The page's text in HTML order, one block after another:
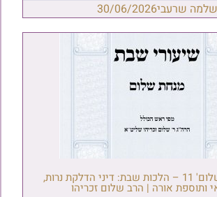
שלמה שרעבי30/06/2026
גליון 'מנחת שלום' 11 – הלכות שבת: דיני הדלקת נרות,
ותוספת אורה | הרב שלום זכריהו